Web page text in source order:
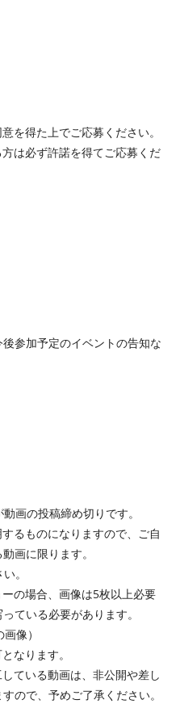
を得た上でご応募ください。
は必ず許諾を得てご応募くだ
参加予定のイベントの告知な
画の投稿締め切りです。
るものになりますので、ご自
画に限ります。
。
の場合、画像は5枚以上必要
ている必要があります。
像）
なります。
ている動画は、非公開や差し
ので、予めご了承ください。